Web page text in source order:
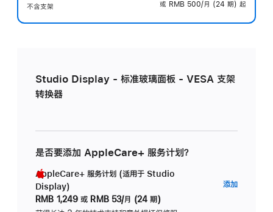
不含支架
或 RMB 500/月 (24 期) 起
Studio Display - 标准玻璃面板 - VESA 支架
转换器
是否要添加 AppleCare+ 服务计划？
AppleCare+ 服务计划 (适用于 Studio
Display)
RMB 1,249 或 RMB 53/月 (24 期)
添加